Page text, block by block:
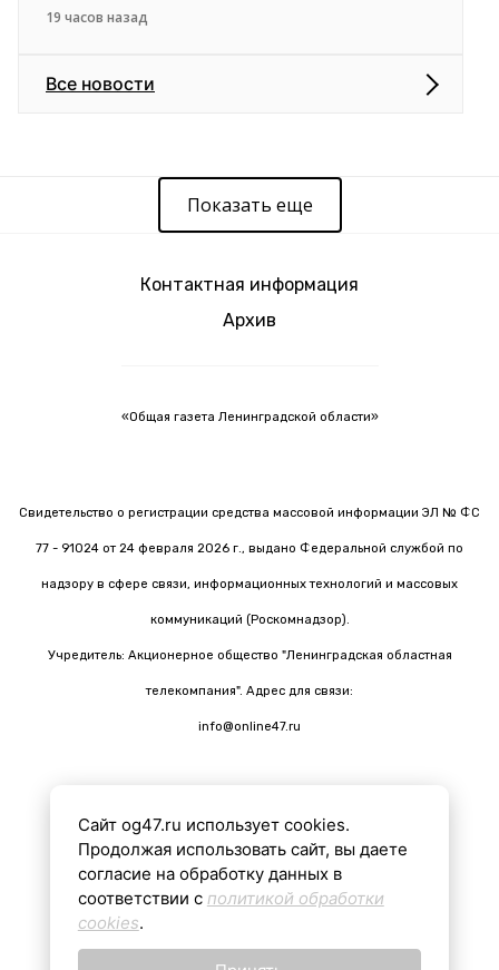
19 часов назад
Все новости
Показать еще
Контактная информация
Архив
«Общая газета Ленинградской области»
Свидетельство о регистрации средства массовой информации ЭЛ № ФС
77 - 91024 от 24 февраля 2026 г., выдано Федеральной службой по
надзору в сфере связи, информационных технологий и массовых
коммуникаций (Роскомнадзор).
Учредитель: Акционерное общество "Ленинградская областная
телекомпания". Адрес для связи:
info@online47.ru
Все материалы на сайте подготовлены с помощью ИИ
16+
Сайт og47.ru использует cookies.
Продолжая использовать сайт, вы даете
согласие на обработку данных в
соответствии с политикой обработки
cookies.